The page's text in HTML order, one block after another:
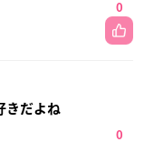
0
きだよね
0